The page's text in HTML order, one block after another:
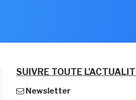
SUIVRE TOUTE
Newsletter